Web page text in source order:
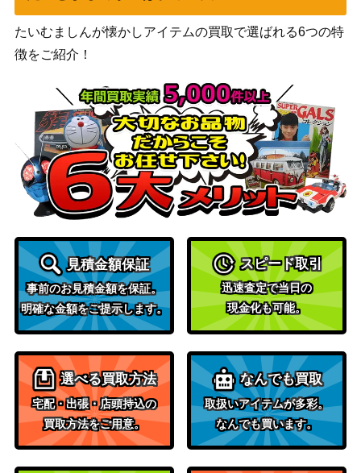
ト2014）
プス）
ガイアの声、ティタニア/Titania, Voice
of Gaea /ガイアの具現、ティタニア/Ti
tania, Gaea Incarnate [BRO] 《日》
Wizards
（兄弟戦
争）
600
破滅的な行為/Pernicious Deed[APC]
《日》
（アポカリ
200
451 一つの指輪/The One Ring ボーダ
ーレス [LTR-BF][バンドルプロモ]
《日》
ウィザー
ズ・オブ・
ザ・コース
ト
（指輪物
語：中つ国
の伝承）
5,000
[Foil]擾乱のドミヌス、ソルフィム/Sol
phim, Mayhem Dominus [ONE] 《日》
Wizards
（ファイレ
クシア：完
全なる統
1,000
たいむましんが懐かしアイテムの買取で選ばれる6つの特
徴をご紹介！
見積金額保証
事前のお見積金額を保証。
明確な金額をご提示します。
スピード取引
迅速査定で当日の
現金化も可能。
選べる買取方法
宅配・出張・店頭持込の
買取方法をご用意。
なんでも買取
取扱いアイテムが多彩。
なんでも買います。